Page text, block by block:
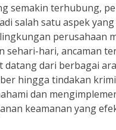
semakin terhubung,
salah satu aspek
perusahaan
sehari-hari, ancaman
datang dari berbagai
hingga tindakan
dan
keamanan yang